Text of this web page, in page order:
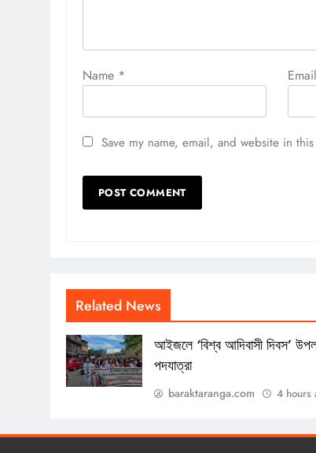
Name * Email
Save my name, email, and website in
Related News
আইজলে ‘বিশ্ব আদিবাসী দিবস’
পদযাত্রা
baraktaranga.com 4 hours